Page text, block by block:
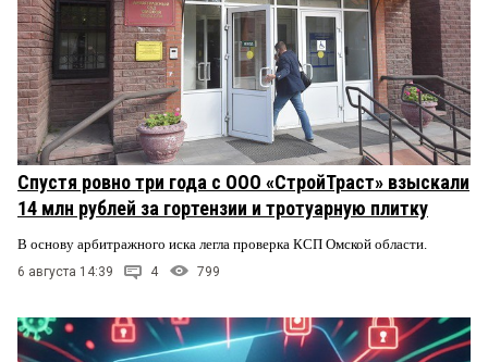
Спустя ровно три года с ООО «СтройТраст» взыскали
14 млн рублей за гортензии и тротуарную плитку
В основу арбитражного иска легла проверка КСП Омской области.
6 августа 14:39 4 799